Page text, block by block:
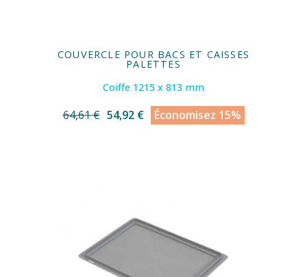
COUVERCLE POUR BACS ET CAISSES
PALETTES
Coiffe 1215 x 813 mm
64,61 € 54,92 € Économisez 15%